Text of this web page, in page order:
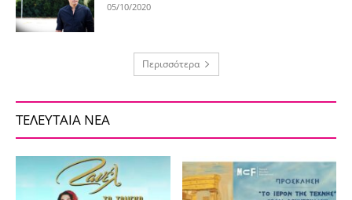
05/10/2020
Περισσότερα
ΤΕΛΕΥΤΑΙΑ ΝΕΑ